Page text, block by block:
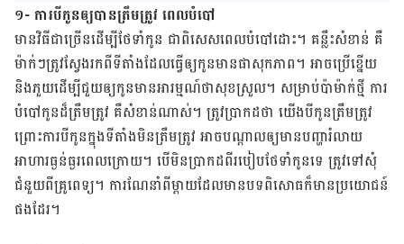
១- ការ​បី​កូន​​ឲ្យ​បាន​ត្រឹម​ត្រូវ​​​ ពេល​បំបៅ​​
​​មាន​វិធី​ជាច្រើន​ដើម្បី​ថែទាំ​កូន​ ជា​ពិសេស​ពេល​បំបៅដោះ។ គន្លឹះ​សំខាន់​ គឺ
ម៉ាក់ៗ​ត្រូវ​ស្វែង​រក​ពី​ទីតាំង​ដែល​ធ្វើ​ឲ្យ​​​កូន​​​មាន​ផា​សុកភាព។ ​អាច​ប្រើ​ខ្នើយ
និង​ភួយ​ដើម្បី​ជួយ​ឲ្យ​កូន​​មាន​អារម្មណ៍​ថា​សុខ​ស្រួល។ សម្រាប់​ប៉ាម៉ាក់​ថ្មី ការ​
បំបៅ​កូន​ដ៏​ត្រឹម​ត្រូវ ​គឺ​សំខាន់​ណាស់។ ​​ត្រូវ​ប្រាកដ​ថា​ យើង​បី​កូន​​​ត្រឹម​ត្រូវ​
ព្រោះ​ការ​បី​កូន​​​ក្នុង​ទីតាំង​មិន​ត្រឹម​ត្រូវ​ អាច​បណ្តាល​ឲ្យ​​​មាន​បញ្ហា​រំលាយ​
អាហារ​ធ្ងន់​ធ្ងរ​​​ពេល​ក្រោយ។ ​​បើ​​​មិន​ប្រាកដ​ពី​របៀប​ថែទាំ​កូន​​​ទេ ​ត្រូវ​ទៅ​សុំ​
ជំនួយ​ពី​គ្រូពេទ្យ។ កា​រណែនាំ​ពី​ម្តាយ​ដែល​មាន​បទ​ពិសោធក៏​មាន​ប្រយោជន៍​
ផង​ដែរ។